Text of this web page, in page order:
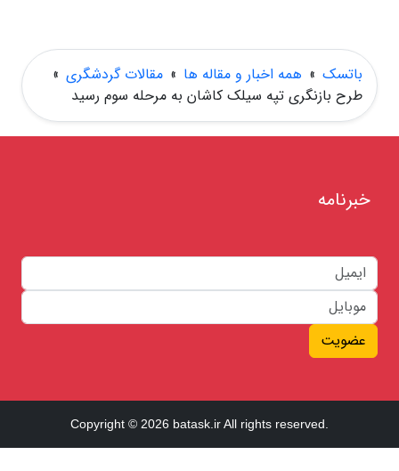
باتسک » همه اخبار و مقاله ها » مقالات گردشگری »
طرح بازنگری تپه سیلک کاشان به مرحله سوم رسید
خبرنامه
عضویت
Copyright © 2026 batask.ir All rights reserved.